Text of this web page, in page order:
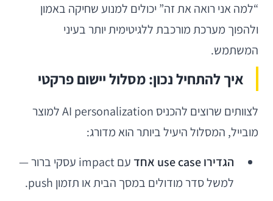
“למה אני רואה את זה” יכולים למנוע שחיקה באמון
ולהפוך מערכת מורכבת ללגיטימית יותר בעיני
המשתמש.
איך להתחיל נכון: מסלול יישום פרקטי
לצוותים שרוצים להכניס AI personalization למוצר
מובייל, המסלול היעיל ביותר הוא מדורג:
הגדירו use case אחד
עם impact עסקי ברור —
למשל סדר מודולים במסך הבית או תזמון push.